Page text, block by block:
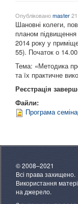
Опублікованоmaster
Шановні колеги,
планом підвищення
2014 року у
55). Початок о
Тема: «Методика
та їх практичне
Реєстрація
Файли:
Програма
© 2008–2021
Всі права захищено.
Використання
на джерело.